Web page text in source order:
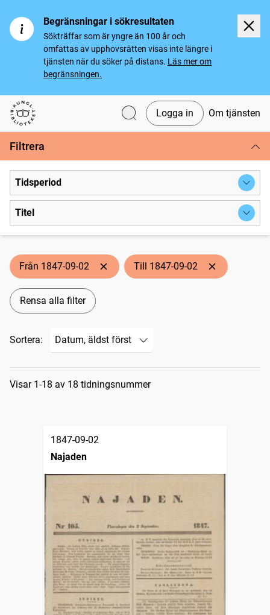
Begränsningar i sökresultaten
Sökträffar som är yngre än 100 år och
omfattas av upphovsrätten visas inte längre i
tjänsten när du söker på distans. Läs mer om
begränsningen.
Svenska tidningar
Logga in Om tjänsten
Filtrera
Tidsperiod
Titel
Från 1847-09-02 Till 1847-09-02
Rensa alla filter
Sortera:
Sökresultat
Visar 1-18 av 18 tidningsnummer
1847-09-02
Najaden